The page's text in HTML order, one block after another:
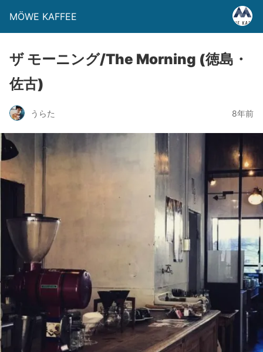
MÖWE KAFFEE
ザ モーニング/The Morning (徳島・
佐古)
うらた 8年前